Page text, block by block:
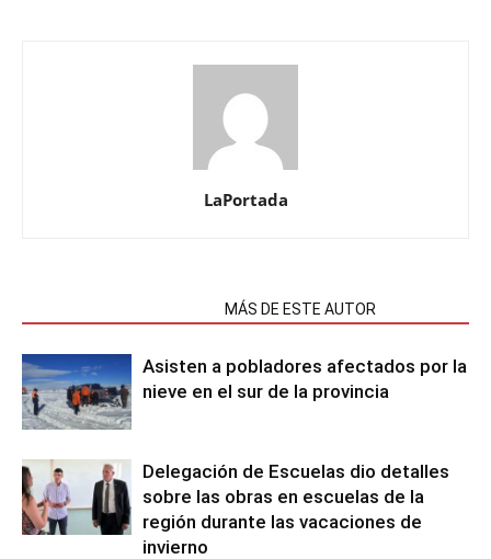
LaPortada
MÁS DE ESTE AUTOR
Asisten a pobladores afectados por la
nieve en el sur de la provincia
Delegación de Escuelas dio detalles
sobre las obras en escuelas de la
región durante las vacaciones de
invierno